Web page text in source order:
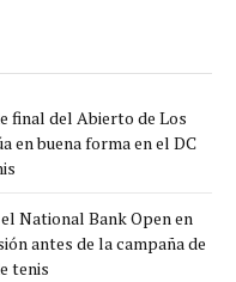
final del Abierto de Los
en buena forma en el DC
National Bank Open en
antes de la campaña de
tenis